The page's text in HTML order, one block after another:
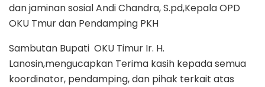
dan jaminan sosial Andi Chandra, S.pd,Kepala OPD
OKU Tmur dan Pendamping PKH
Sambutan Bupati OKU Timur Ir. H.
Lanosin,mengucapkan Terima kasih kepada semua
koordinator, pendamping, dan pihak terkait atas